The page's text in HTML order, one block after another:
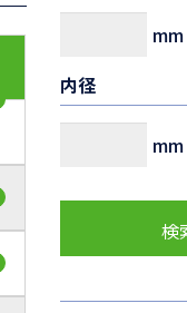
mm
内径
mm